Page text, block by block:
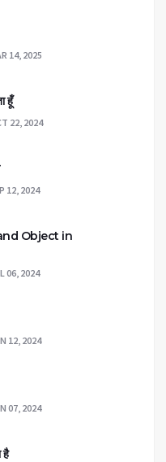
14, 2025
हूँ
22, 2024
12, 2024
Object in
06, 2024
12, 2024
07, 2024
है